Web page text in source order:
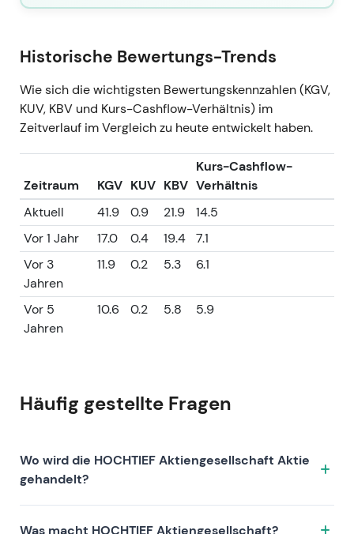
11. Jul. 2026 — Aktueller Kurs
Der Kurs spiegelt mehrere Jahre operativer
Auftragsbestand, Margenausweitung und den
reduzierten Streubesitz unter ACS wider; der
Markt bewertet die konsolidierte Größe und
Cashgenerierung mit einem Aufschlag,
während die Diskussion über
Minderheitenliquidität und mögliche weitere
ACS-Maßnahmen anhält.
Kursentwicklung: Konsolidierung auf erhöhtem
Niveau nach einem ausgeprägten
Mehrjahrestrend — zu beobachten sind
Fortsetzungsmuster oder eine mögliche
Rückkehr zum Mittelwert nach den starken
Kursgewinnen der vergangenen Jahre.
Historische Bewertungs-Trends
Wie sich die wichtigsten Bewertungskennzahlen (KGV,
KUV, KBV und Kurs-Cashflow-Verhältnis) im
Zeitverlauf im Vergleich zu heute entwickelt haben.
Zeitraum KGV KUV KBV
Kurs-Cashflow-
Verhältnis
Aktuell
41.9 0.9 21.9
14.5
Vor 1 Jahr
17.0 0.4 19.4
7.1
Vor 3
Jahren
11.9 0.2 5.3 6.1
Vor 5
Jahren
10.6 0.2 5.8 5.9
Häufig gestellte Fragen
Wo wird die HOCHTIEF Aktiengesellschaft Aktie
gehandelt?